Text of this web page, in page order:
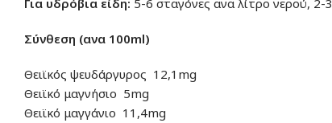
Για υδρόβια είδη: 5-6 σταγόνες ανα λίτρο νερού,
Σύνθεση (ανα 100ml)
Θειϊκός ψευδάργυρος 12,1mg
Θειϊκό μαγνήσιο 5mg
Θειϊκό μαγγάνιο 11,4mg